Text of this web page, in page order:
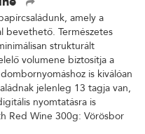
amely a
bevethető. Természetes
strukturált
volumene biztosítja a
is kiválóan
jelenleg 13 tagja van,
nyomtatásra is
Red Wine 300g: Vörösbor